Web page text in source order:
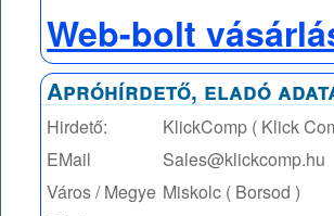
Web-bolt
Apróhírdető, eladó
Hirdető:
KlickComp ( Klick
EMail
Sales@klickcomp.hu
Város / Megye Miskolc ( Borsod )